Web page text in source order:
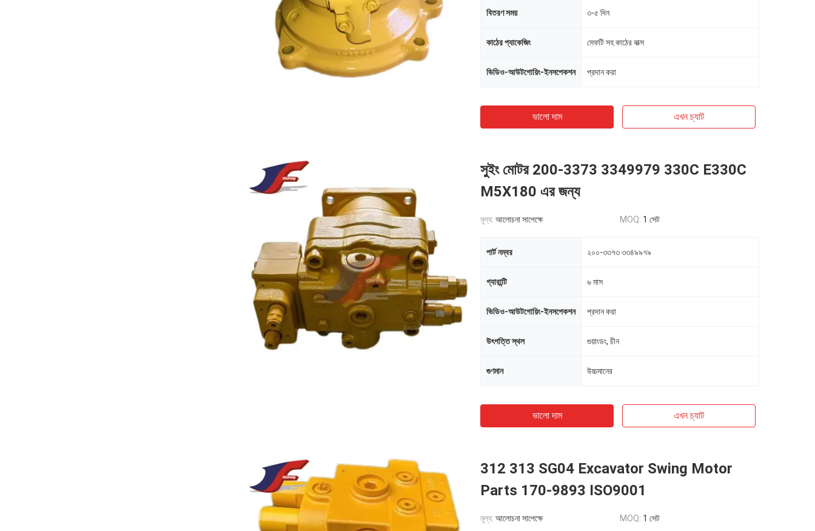
বিতরণ সময় ৩-৫ দিন
কাঠের প্যাকেজিং সেফটি সহ কাঠের বাক্স
ভিডিও-আউটগোয়িং-ইনসপেকশন প্রদান করা
ভালো দাম এখন চ্যাট
সুইং মোটর 200-3373 3349979 330C E330C
M5X180 এর জন্য
মূল্য: আলোচনা সাপেক্ষে MOQ: 1 সেট
পার্ট নম্বর ২০০-৩৩৭৩ ৩৩৪৯৯৭৯
গ্যারান্টি ৬ মাস
ভিডিও-আউটগোয়িং-ইনসপেকশন প্রদান করা
উৎপত্তি স্থল গুয়াংডং, চীন
গুণমান উচ্চমানের
ভালো দাম এখন চ্যাট
312 313 SG04 Excavator Swing Motor
Parts 170-9893 ISO9001
মূল্য: আলোচনা সাপেক্ষে MOQ: 1 সেট